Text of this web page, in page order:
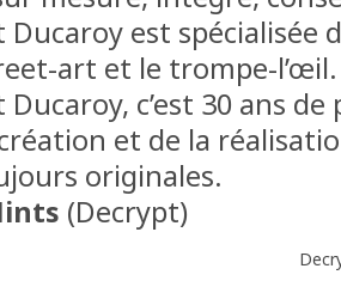
Ducaroy est spécialisée
art et le trompe-l’œil.
Ducaroy, c’est 30 ans de
et de la
originales.
(Decrypt)